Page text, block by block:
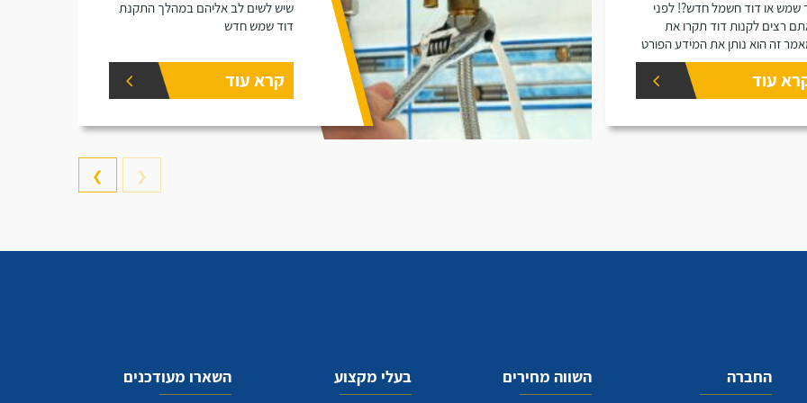
שמש או דוד חשמל חדש?! לפני
רצים לקנות דוד תקרו את
זה הוא נותן את המידע הפורט
שונים של דודים ואיזה דוד
יתאים עבורכם.
עוד
שיש לשים לב אליהם במהלך התקנת
דוד שמש חדש
קרא עוד
❮
❯
החברה השווה מחירים בעלי מקצוע השארו מעודכנים